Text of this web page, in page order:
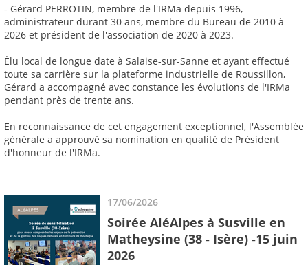
- Gérard PERROTIN, membre de l'IRMa depuis 1996,
administrateur durant 30 ans, membre du Bureau de 2010 à
2026 et président de l'association de 2020 à 2023.
Élu local de longue date à Salaise-sur-Sanne et ayant effectué
toute sa carrière sur la plateforme industrielle de Roussillon,
Gérard a accompagné avec constance les évolutions de l'IRMa
pendant près de trente ans.
En reconnaissance de cet engagement exceptionnel, l'Assemblée
générale a approuvé sa nomination en qualité de Président
d'honneur de l'IRMa.
17/06/2026
Soirée AléAlpes à Susville en
Matheysine (38 - Isère) -15 juin
2026